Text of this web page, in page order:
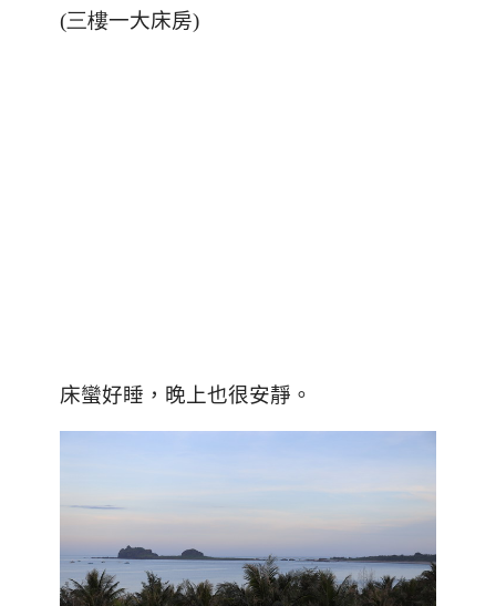
(三樓一大床房)
床蠻好睡，晚上也很安靜。